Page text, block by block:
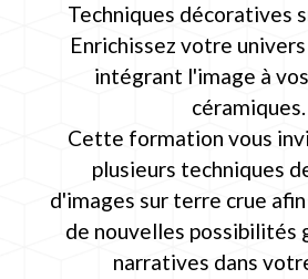
Techniques décoratives
Enrichissez votre
intégrant l'image à
céramiques.
Cette formation vous
plusieurs techniques
d'images sur terre crue
de nouvelles possibilités
narratives dans